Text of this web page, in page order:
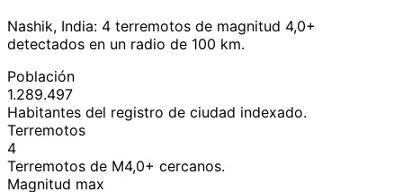
Nashik, India: 4 terremotos de magnitud 4,0+
detectados en un radio de 100 km.
Población
1.289.497
Habitantes del registro de ciudad indexado.
Terremotos
4
Terremotos de M4,0+ cercanos.
Magnitud max